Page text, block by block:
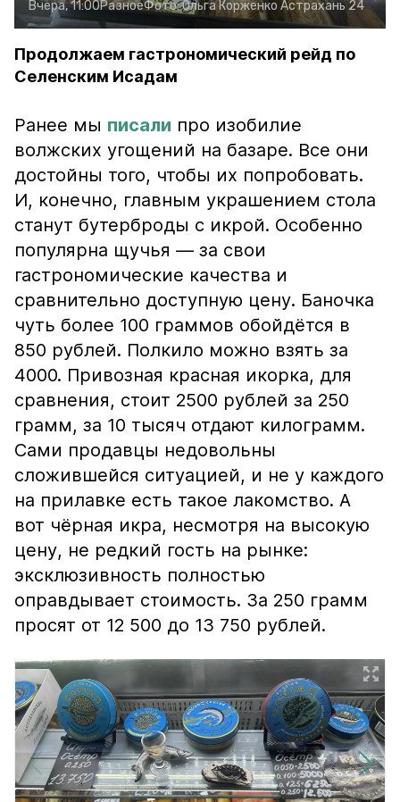
Вчера, 11:00РазноеФото:Ольга Корженко Астрахань 24
Продолжаем гастрономический рейд по
Селенским Исадам
Ранее мы писали про изобилие
волжских угощений на базаре. Все они
достойны того, чтобы их попробовать.
И, конечно, главным украшением стола
станут бутерброды с икрой. Особенно
популярна щучья — за свои
гастрономические качества и
сравнительно доступную цену. Баночка
чуть более 100 граммов обойдётся в
850 рублей. Полкило можно взять за
4000. Привозная красная икорка, для
сравнения, стоит 2500 рублей за 250
грамм, за 10 тысяч отдают килограмм.
Сами продавцы недовольны
сложившейся ситуацией, и не у каждого
на прилавке есть такое лакомство. А
вот чёрная икра, несмотря на высокую
цену, не редкий гость на рынке:
эксклюзивность полностью
оправдывает стоимость. За 250 грамм
просят от 12 500 до 13 750 рублей.